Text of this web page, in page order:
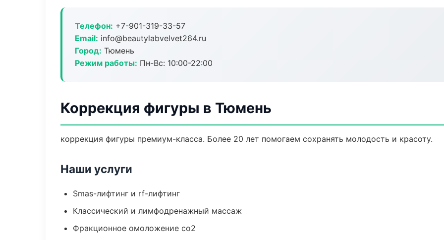
Телефон: +7-901-319-33-57
Email: info@beautylabvelvet264.ru
Город: Тюмень
Режим работы: Пн-Вс: 10:00-22:00
Коррекция фигуры в Тюмень
коррекция фигуры премиум-класса. Более 20 лет помогаем сохранять молодость и красоту.
Наши услуги
Smas-лифтинг и rf-лифтинг
Классический и лимфодренажный массаж
Фракционное омоложение co2